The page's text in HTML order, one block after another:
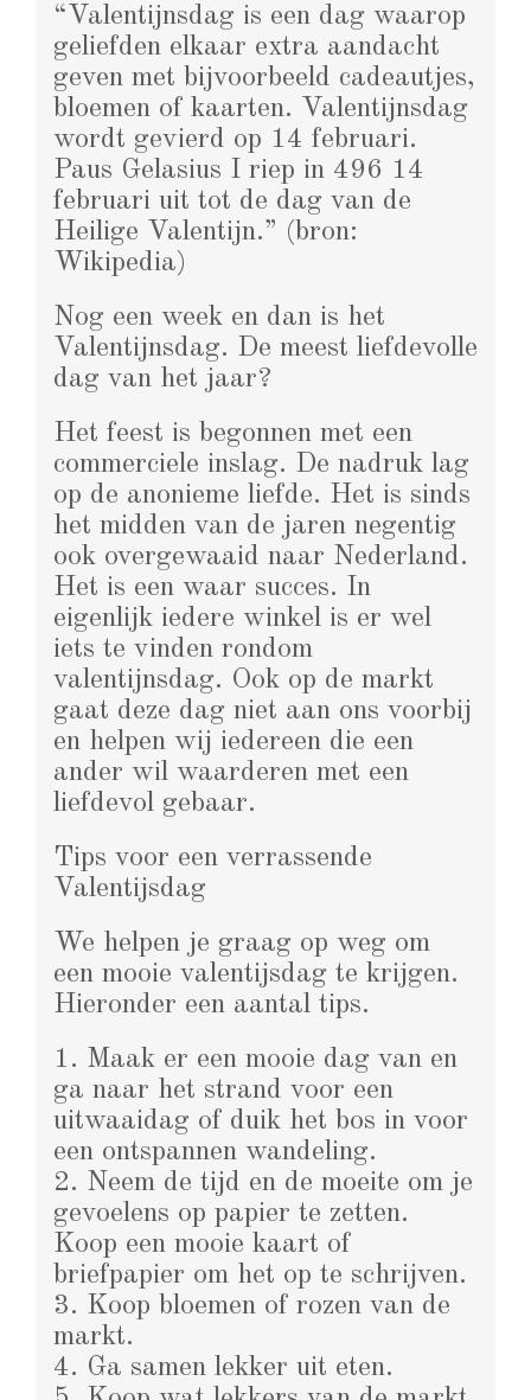
“Valentijnsdag is een dag waarop
geliefden elkaar extra aandacht
geven met bijvoorbeeld cadeautjes,
bloemen of kaarten. Valentijnsdag
wordt gevierd op 14 februari.
Paus Gelasius I riep in 496 14
februari uit tot de dag van de
Heilige Valentijn.” (bron:
Wikipedia)
Nog een week en dan is het
Valentijnsdag. De meest liefdevolle
dag van het jaar?
Het feest is begonnen met een
commerciele inslag. De nadruk lag
op de anonieme liefde. Het is sinds
het midden van de jaren negentig
ook overgewaaid naar Nederland.
Het is een waar succes. In
eigenlijk iedere winkel is er wel
iets te vinden rondom
valentijnsdag. Ook op de markt
gaat deze dag niet aan ons voorbij
en helpen wij iedereen die een
ander wil waarderen met een
liefdevol gebaar.
Tips voor een verrassende
Valentijsdag
We helpen je graag op weg om
een mooie valentijsdag te krijgen.
Hieronder een aantal tips.
1. Maak er een mooie dag van en
ga naar het strand voor een
uitwaaidag of duik het bos in voor
een ontspannen wandeling.
2. Neem de tijd en de moeite om je
gevoelens op papier te zetten.
Koop een mooie kaart of
briefpapier om het op te schrijven.
3. Koop bloemen of rozen van de
markt.
4. Ga samen lekker uit eten.